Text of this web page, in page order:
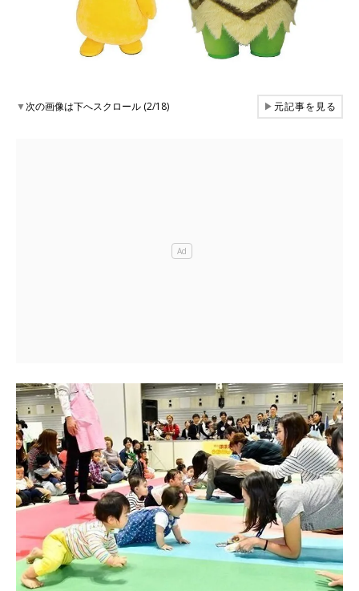
▼次の画像は下へスクロール (2/18) ▶元記事を見る